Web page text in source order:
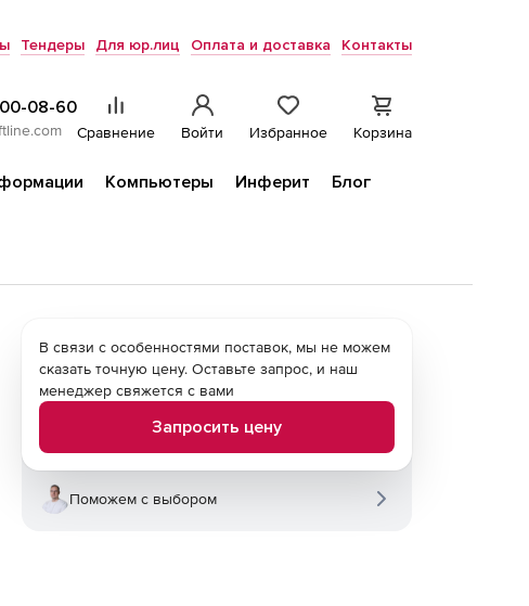
Тендеры Для юр.лиц Оплата и доставка Контакты
08-60
Сравнение Войти Избранное Корзина
Компьютеры Инферит
Блог
В связи с особенностями поставок, мы не можем
сказать точную цену. Оставьте запрос, и наш
менеджер свяжется с вами
Запросить цену
Поможем с выбором